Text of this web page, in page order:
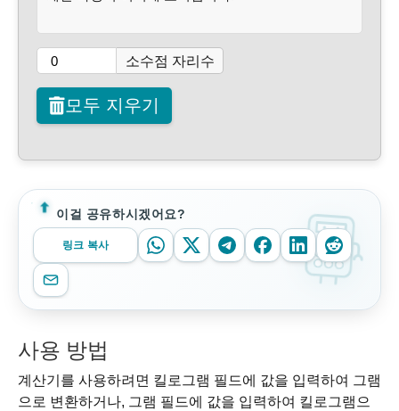
소수점 자리수
모두 지우기
이걸 공유하시겠어요?
링크 복사
사용 방법
계산기를 사용하려면 킬로그램 필드에 값을 입력하여 그램
으로 변환하거나, 그램 필드에 값을 입력하여 킬로그램으